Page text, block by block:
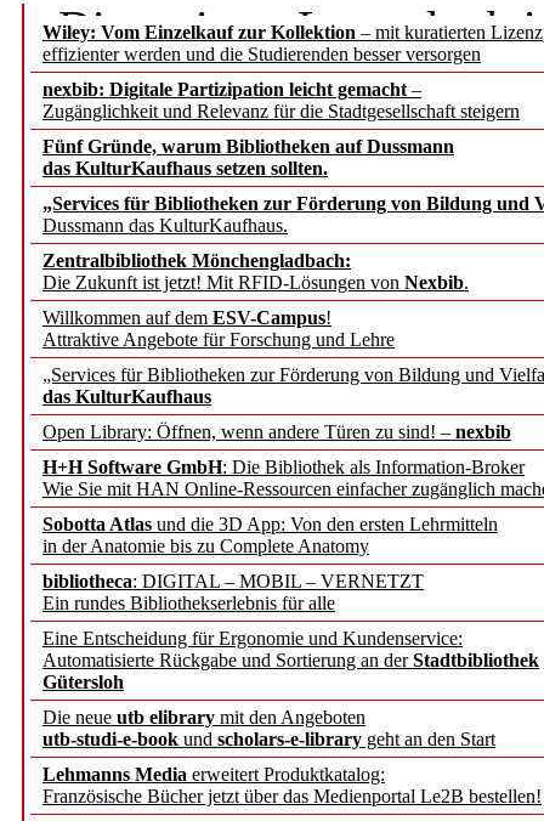
Wiley: Vom Einzelkauf zur Kollektion – mit kuratierten
effizienter werden und die Studierenden besser versorgen
nexbib: Digitale Partizipation leicht gemacht –
Zugänglichkeit und Relevanz für die Stadtgesellschaft steigern
Fünf Gründe, warum Bibliotheken auf Dussmann
das KulturKaufhaus setzen sollten.
„Services für Bibliotheken zur Förderung von Bildung und
Dussmann das KulturKaufhaus.
Zentralbibliothek Mönchengladbach:
Die Zukunft ist jetzt! Mit RFID-Lösungen von Nexbib.
Willkommen auf dem ESV-Campus!
Attraktive Angebote für Forschung und Lehre
„Services für Bibliotheken zur Förderung von Bildung und
das KulturKaufhaus
Open Library: Öffnen, wenn andere Türen zu sind! – nexbib
H+H Software GmbH: Die Bibliothek als Information-Broker
Wie Sie mit HAN Online-Ressourcen einfacher zugänglich
Sobotta Atlas und die 3D App: Von den ersten Lehrmitteln
in der Anatomie bis zu Complete Anatomy
bibliotheca: DIGITAL – MOBIL – VERNETZT
Ein rundes Bibliothekserlebnis für alle
Eine Entscheidung für Ergonomie und Kundenservice:
Automatisierte Rückgabe und Sortierung an derStadtbibliothek
Gütersloh
Die neue utb elibrary mit den Angeboten
utb-studi-e-book und scholars-e-library geht an den Start
Lehmanns Media erweitert Produktkatalog:
Französische Bücher jetzt über das Medienportal Le2B bestellen!
Die meisten Leser der
Passwort, denn sie
IP-Nummer.
Wenn Sie aber
Beiträge zugreifen,
geschehen,
sich kurzals Abonnent/
neues persönliches
– Ihre b.i.t.online Abo-
Kasten ausblenden nur
mit Cookie-Erlaubnis!
OK
Nein
?
Abonnieren|Abo registrieren|Passwort vergessen?
Um den Kasten auszublenden wird eine Cookie
gesetzt,
die keine persönliche Informationen beinhaltet.
Sie können den